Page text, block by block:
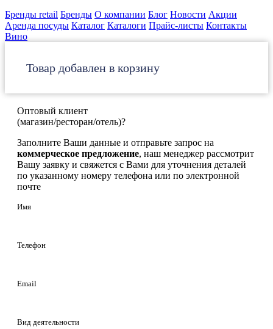
Бренды retail Бренды О компании Блог Новости Акции
Аренда посуды Каталог Каталоги Прайс-листы Контакты
Вино
Товар добавлен в корзину
Оптовый клиент
(магазин/ресторан/отель)?
Заполните Ваши данные и отправьте запрос на
коммерческое предложение, наш менеджер рассмотрит
Вашу заявку и свяжется с Вами для уточнения деталей
по указанному номеру телефона или по электронной
почте
Имя
Телефон
Email
Вид деятельности